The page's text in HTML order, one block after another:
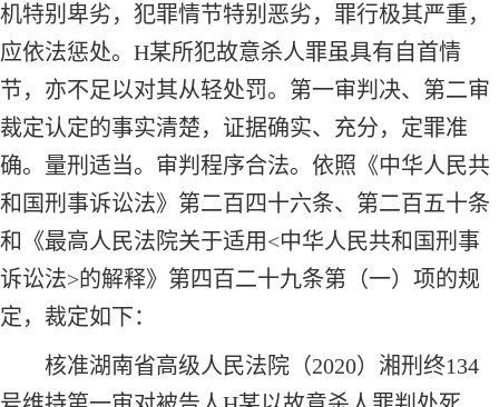
机特别卑劣，犯罪情节特别恶劣，罪行极其严重，
应依法惩处。H某所犯故意杀人罪虽具有自首情
节，亦不足以对其从轻处罚。第一审判决、第二审
裁定认定的事实清楚，证据确实、充分，定罪准
确。量刑适当。审判程序合法。依照《中华人民共
和国刑事诉讼法》第二百四十六条、第二百五十条
和《最高人民法院关于适用<中华人民共和国刑事
诉讼法>的解释》第四百二十九条第（一）项的规
定，裁定如下：
核准湖南省高级人民法院（2020）湘刑终134